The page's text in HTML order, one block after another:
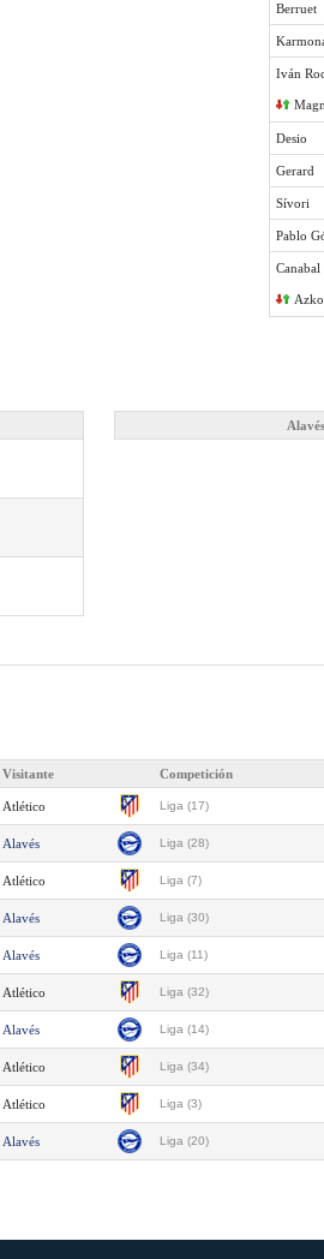
Berruet
Iván
Desio
Gerard
Sívori
Pablo
Canabal
Alavés
Visitante Competición
Atlético Liga (17)
Alavés Liga (28)
Atlético Liga (7)
Alavés Liga (30)
Alavés Liga (11)
Atlético Liga (32)
Alavés Liga (14)
Atlético Liga (34)
Atlético Liga (3)
Alavés Liga (20)